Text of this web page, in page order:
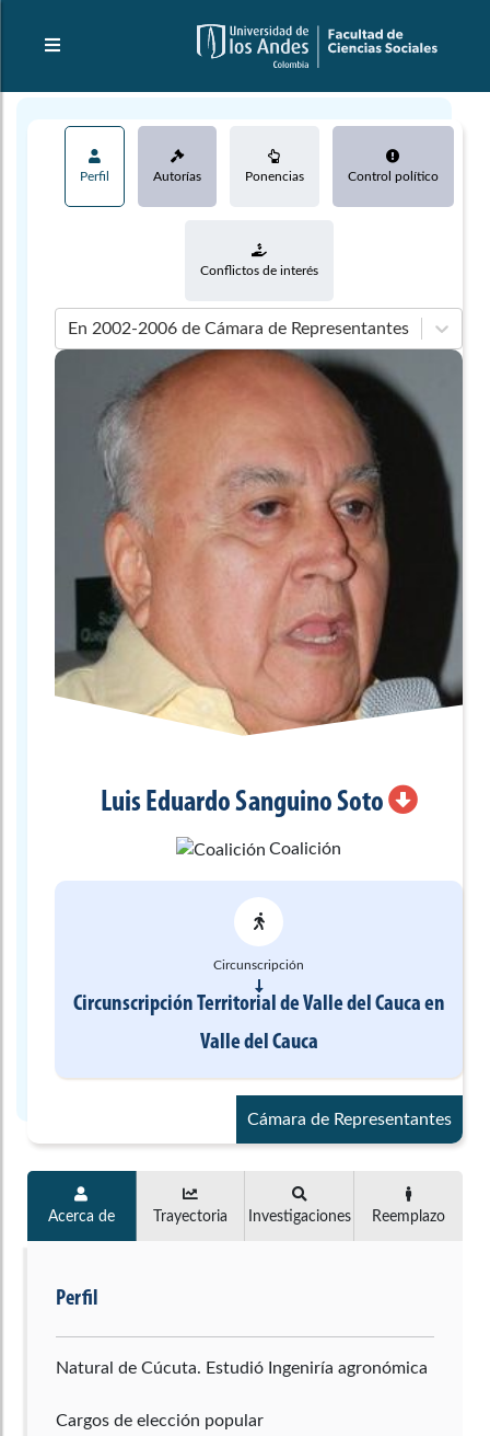
Perfil Autorías Ponencias Control político
Conflictos de interés
En 2002-2006 de Cámara de Representantes
Luis EduardoSanguino Soto
Coalición
Circunscripción
Circunscripción Territorial de Valle del Caucaen
Valle del Cauca
Cámara de Representantes
Acerca de Trayectoria Investigaciones Reemplazo
Perfil
Natural de Cúcuta. Estudió Ingeniría agronómica
Cargos de elección popular